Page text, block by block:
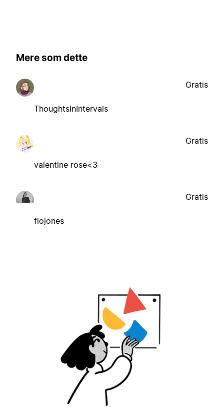
Mere som dette
ThoughtsInIntervals
Gratis
valentine rose<3
Gratis
flojones
Gratis